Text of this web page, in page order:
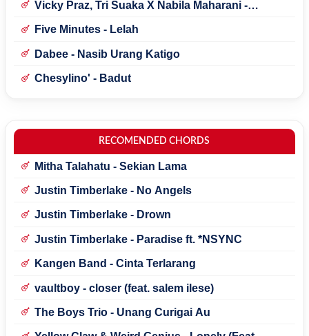
Vicky Praz, Tri Suaka X Nabila Maharani -
Five Minutes - Lelah
Dabee - Nasib Urang Katigo
Chesylino' - Badut
RECOMENDED CHORDS
Mitha Talahatu - Sekian Lama
Justin Timberlake - No Angels
Justin Timberlake - Drown
Justin Timberlake - Paradise ft. *NSYNC
Kangen Band - Cinta Terlarang
vaultboy - closer (feat. salem ilese)
The Boys Trio - Unang Curigai Au